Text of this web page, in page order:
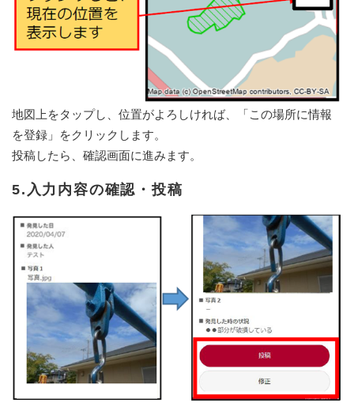
地図上をタップし、位置がよろしければ、「この場所に情報
を登録」をクリックします。
投稿したら、確認画面に進みます。
5.入力内容の確認・投稿